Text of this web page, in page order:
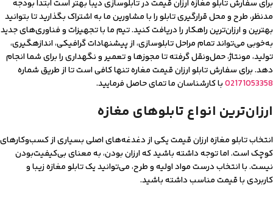
برای سفارش تابلو مغازه ارزان قیمت در تابلوسازی دیبا بهتر است ابتدا بودجه
مدنظر، طرح و محل‌ قرارگیری تابلو را با مشاورین ما به اشتراک بگذارید تا بتوانید
بهترین و ارزان‌ترین راهکار را دریافت کنید. تیم ما با تجهیزات و فناوری‌های جدید
به‌خوبی می‌تواند تمام مراحل تابلوسازی، از پیشنهادات گرافیکی، اندازه‎گیری،
تولید، مونتاژ، حمل‌ونقل گرفته تا مجوزها و تعمیر و نگهداری را برای شما انجام
دهد. برای سفارش تابلو ارزان قیمت مغاره تنها کافی است تا از طریق شماره
02171053358با کارشناسان ما تمای حاصل فرمایید.
ارزان‌ترین انواع تابلوهای مغازه
انتخاب تابلو مغازه ارزان قیمت یکی از دغدغه‌های اصلی بسیاری از کسب‌وکارهای
کوچک است. اما توجه داشته باشید که ارزان‌ بودن، به معنای بی‌کیفیت‌بودن
نیست. با انتخاب درست مواد اولیه و طرح، می‌توانید یک تابلو مغازه زیبا و
کاربردی با قیمت مناسب داشته باشید.